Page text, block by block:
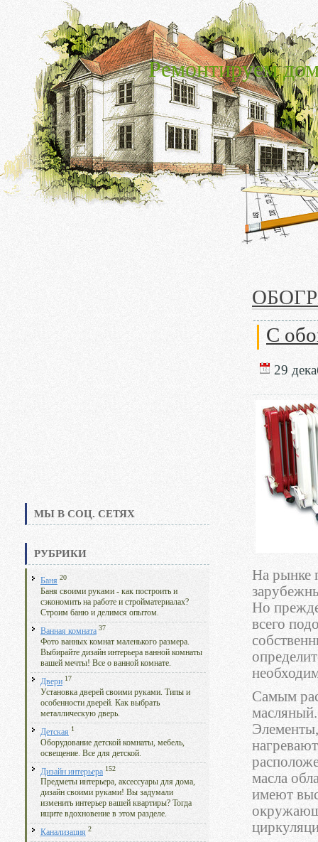
Ремонтируем
МЫ В СОЦ. СЕТЯХ
РУБРИКИ
Баня 20
Баня своими руками - как построить и
сэкономить на работе и стройматериалах?
Строим баню и делимся опытом.
Ванная комната 37
Фото ванных комнат маленького размера.
Выбирайте дизайн интерьера ванной комнаты
вашей мечты! Все о ванной комнате.
Двери 17
Установка дверей своими руками. Типы и
особенности дверей. Как выбрать
металлическую дверь.
Детская 1
Оборудование детской комнаты, мебель,
освещение. Все для детской.
Дизайн интерьера 152
Предметы интерьера, аксессуары для дома,
дизайн своими руками! Вы задумали
изменить интерьер вашей квартиры? Тогда
ищите вдохновение в этом разделе.
Канализация 2
С
29
На рынке
Но
всего
Самым
масляный.
масла
имеют